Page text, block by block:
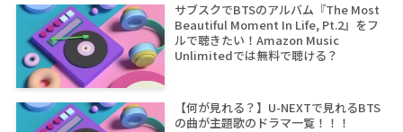
サブスクでBTSのアルバム『The Most
Beautiful Moment In Life, Pt.2』をフ
ルで聴きたい！Amazon Music
Unlimitedでは無料で聴ける？
【何が見れる？】U-NEXTで見れるBTS
の曲が主題歌のドラマ一覧！！！